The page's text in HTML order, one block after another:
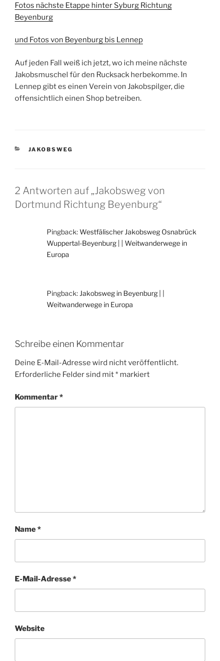
Fotos nächste Etappe hinter Syburg Richtung
Beyenburg
und Fotos von Beyenburg bis Lennep
Auf jeden Fall weiß ich jetzt, wo ich meine nächste
Jakobsmuschel für den Rucksack herbekomme. In
Lennep gibt es einen Verein von Jakobspilger, die
offensichtlich einen Shop betreiben.
KATEGORIEN
JAKOBSWEG
2 Antworten auf „Jakobsweg von
Dortmund Richtung Beyenburg“
Pingback:Westfälischer Jakobsweg Osnabrück
Wuppertal-Beyenburg | | Weitwanderwege in
Europa
Pingback: Jakobsweg in Beyenburg | |
Weitwanderwege in Europa
Schreibe einen Kommentar
Deine E-Mail-Adresse wird nicht veröffentlicht.
Erforderliche Felder sind mit* markiert
Kommentar*
Name*
E-Mail-Adresse*
Website